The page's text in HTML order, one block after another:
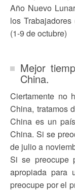
Año Nuevo
los
(1-9 de octubre)
Mejor
China.
Ciertamente no
China, tratamos
China es un
China. Si se
de julio a
Si se preocupe
apropiada para
preocupe por el